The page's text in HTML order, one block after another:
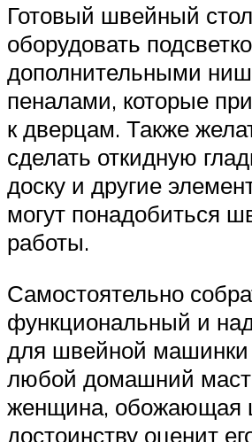
Готовый швейный
оборудовать
дополнительными
пеналами, которые
к дверцам. Также
сделать откидную
доску и другие
могут понадобиться
работы.
Самостоятельно
функциональный и
для швейной
любой домашний
женщина, обожающая
достоинству оценит